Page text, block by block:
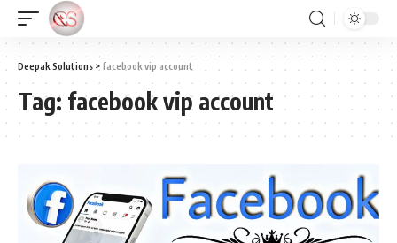
Deepak Solutions > facebook vip account
Tag: facebook vip account